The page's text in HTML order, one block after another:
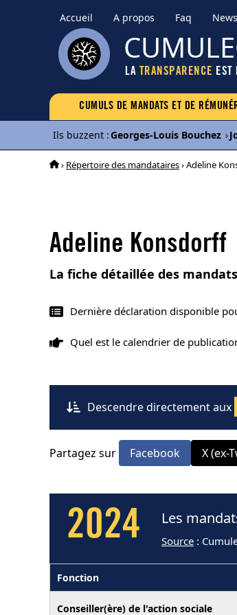
Accueil A propos Faq
LA TRANSPARENCE EST
CUMULS DE MANDATS ET DE
Ils buzzent :Georges-Louis Bouchez ›
› Répertoire des mandataires› Adeline
Adeline Konsdorff
La fiche détaillée des
Dernière déclaration disponible
Quel est le calendrier de
Descendre directement aux
Partagez sur Facebook X (ex-
2024 Les
Source :
Fonction
Conseiller(ère) de l'action sociale